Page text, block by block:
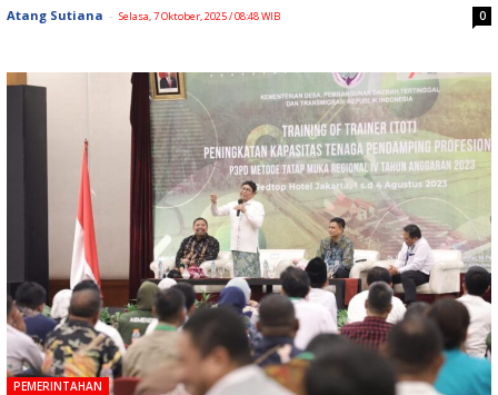
Atang Sutiana - Selasa, 7 Oktober, 2025 / 08:48 WIB 0
PEMERINTAHAN